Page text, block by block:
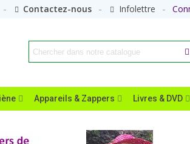
Contactez-nous Infolettre
Appareils & Zappers Livres & DVD